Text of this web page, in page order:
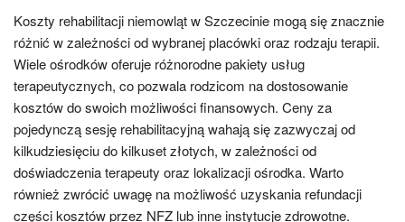
Koszty rehabilitacji niemowląt w Szczecinie mogą się znacznie
różnić w zależności od wybranej placówki oraz rodzaju terapii.
Wiele ośrodków oferuje różnorodne pakiety usług
terapeutycznych, co pozwala rodzicom na dostosowanie
kosztów do swoich możliwości finansowych. Ceny za
pojedynczą sesję rehabilitacyjną wahają się zazwyczaj od
kilkudziesięciu do kilkuset złotych, w zależności od
doświadczenia terapeuty oraz lokalizacji ośrodka. Warto
również zwrócić uwagę na możliwość uzyskania refundacji
części kosztów przez NFZ lub inne instytucje zdrowotne.